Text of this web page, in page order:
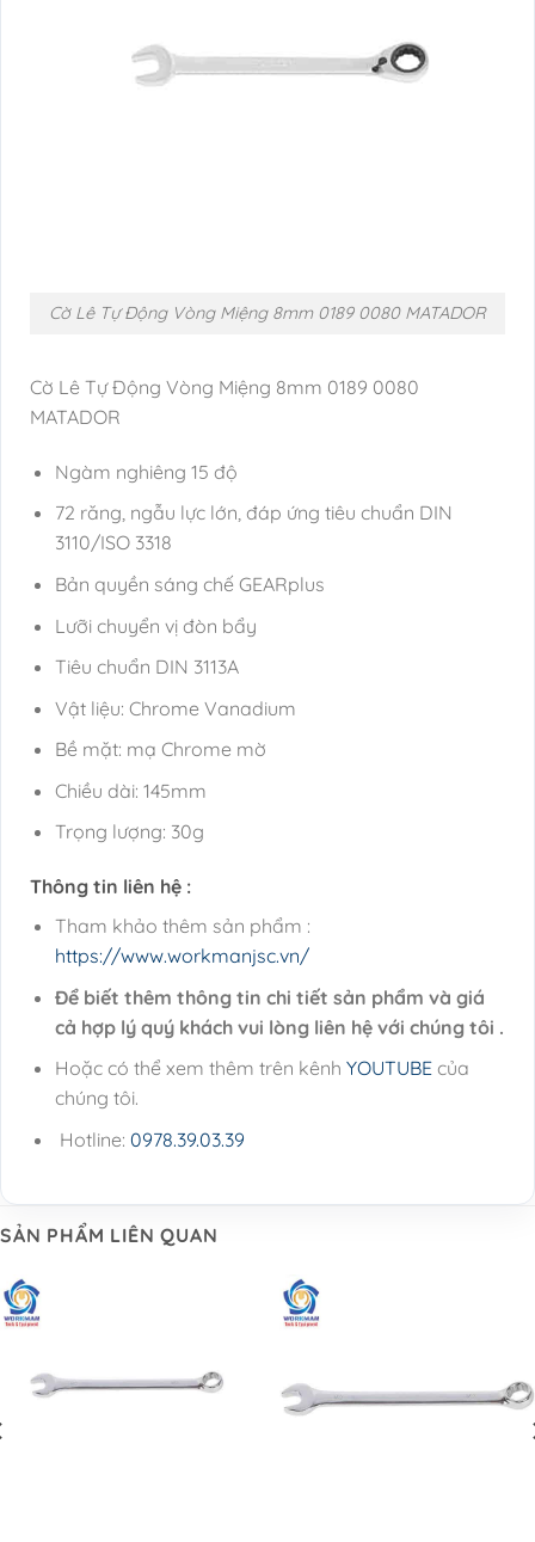
Cờ Lê Tự Động Vòng Miệng 8mm 0189 0080 MATADOR
Cờ Lê Tự Động Vòng Miệng 8mm 0189 0080
MATADOR
Ngàm nghiêng 15 độ
72 răng, ngẫu lực lớn, đáp ứng tiêu chuẩn DIN
3110/ISO 3318
Bản quyền sáng chế GEARplus
Lưỡi chuyển vị đòn bẩy
Tiêu chuẩn DIN 3113A
Vật liệu: Chrome Vanadium
Bề mặt: mạ Chrome mờ
Chiều dài: 145mm
Trọng lượng: 30g
Thông tin liên hệ :
Tham khảo thêm sản phẩm :
https://www.workmanjsc.vn/
Để biết thêm thông tin chi tiết sản phẩm và giá
cả hợp lý quý khách vui lòng liên hệ với chúng tôi .
Hoặc có thể xem thêm trên kênh YOUTUBEcủa
chúng tôi.
Hotline: 0978.39.03.39
SẢN PHẨM LIÊN QUAN